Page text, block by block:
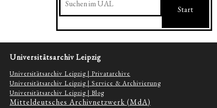
Start
Universitätsarchiv Leipzig
Universitätsarchiv Leipzig | Privatarchive
Universitätsarchiv Leipzig | Service & Archivierung
Universitätsarchiv Leipzig | Blog
Mitteldeutsches Archivnetzwerk (MdA)